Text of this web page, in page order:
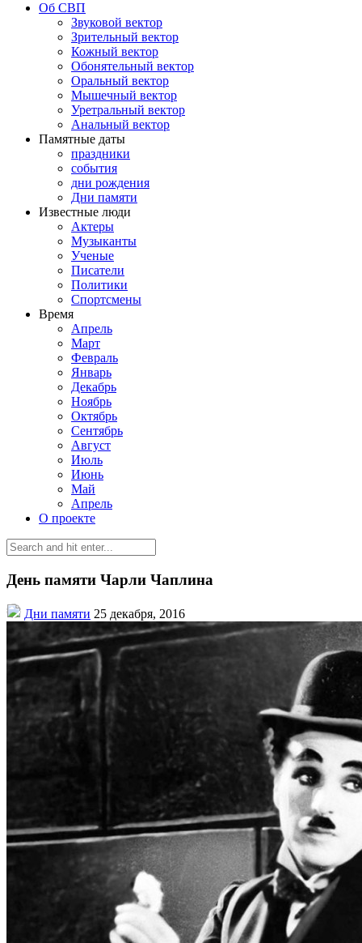
Об СВП
Звуковой вектор
Зрительный вектор
Кожный вектор
Обонятельный вектор
Оральный вектор
Мышечный вектор
Уретральный вектор
Анальный вектор
Памятные даты
праздники
события
дни рождения
Дни памяти
Известные люди
Актеры
Музыканты
Ученые
Писатели
Политики
Спортсмены
Время
Апрель
Март
Февраль
Январь
Декабрь
Ноябрь
Октябрь
Сентябрь
Август
Июль
Июнь
Май
Апрель
О проекте
День памяти Чарли Чаплина
Дни памяти 25 декабря, 2016